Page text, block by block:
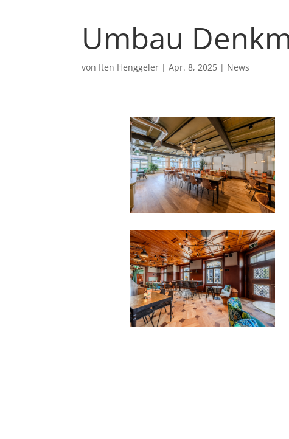
Umbau
von Iten Henggeler |Apr. 8, 2025 | News